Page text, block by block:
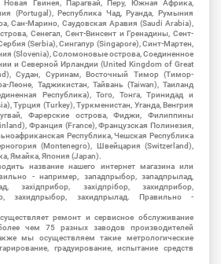
Новая Гвинея, Парагвай, Перу, Южная Африка,
(Portugal), Республика Чад, Руанда, Румыния
Сан-Марино, Саудовская Аравия (Saudi Arabia),
Сенегал, Сент-Винсент и Гренадины, Сент-
(Serbia), Сингапур (Singapore), Синт-Мартен,
(Slovenia), Соломоновые острова, Соединенное
и Северной Ирландии (United Kingdom of Great
Судан, Суринам, Восточный Тимор (Тимор-
Таджикистан, Тайвань (Taiwan), Таиланд
Республика), Того, Тонга, Тринидад и
Турция (Turkey), Туркменистан, Уганда, Венгрия
Фарерские острова, Фиджи, Филиппины
Франция (France), Французская Полинезия,
Республика, Чешская Республика
(Montenegro), Швейцария (Switzerland),
Ямайка, Япония (Japan).
название нашего интернет магазина или
- например, западпрыбор, западпрылад,
західприбор, західпрібор, захидприбор,
захидпрыбор, захидпрылад. Правильно -
ремонт и сервисное обслуживание
чем 75 разных заводов производителей
мы осуществляем такие метрологические
градуирование, испытание средств